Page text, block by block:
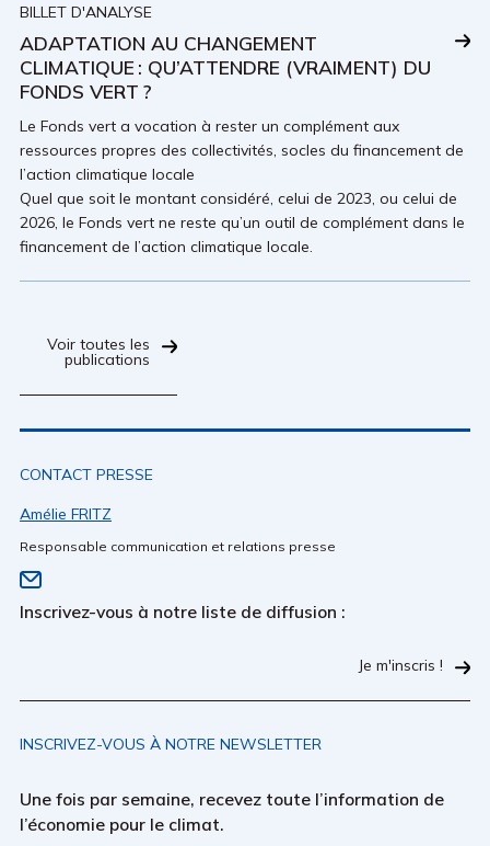
BILLET D'ANALYSE
ADAPTATION AU CHANGEMENT
CLIMATIQUE : QU’ATTENDRE (VRAIMENT) DU
FONDS VERT ?
Le Fonds vert a vocation à rester un complément aux
ressources propres des collectivités, socles du financement de
l’action climatique locale
Quel que soit le montant considéré, celui de 2023, ou celui de
2026, le Fonds vert ne reste qu’un outil de complément dans le
financement de l’action climatique locale.
Voir toutes les
publications
CONTACT PRESSE
Amélie FRITZ
Responsable communication et relations presse
Inscrivez-vous à notre liste de diffusion :
Je m'inscris !
INSCRIVEZ-VOUS À NOTRE NEWSLETTER
Une fois par semaine, recevez toute l’information de
l’économie pour le climat.